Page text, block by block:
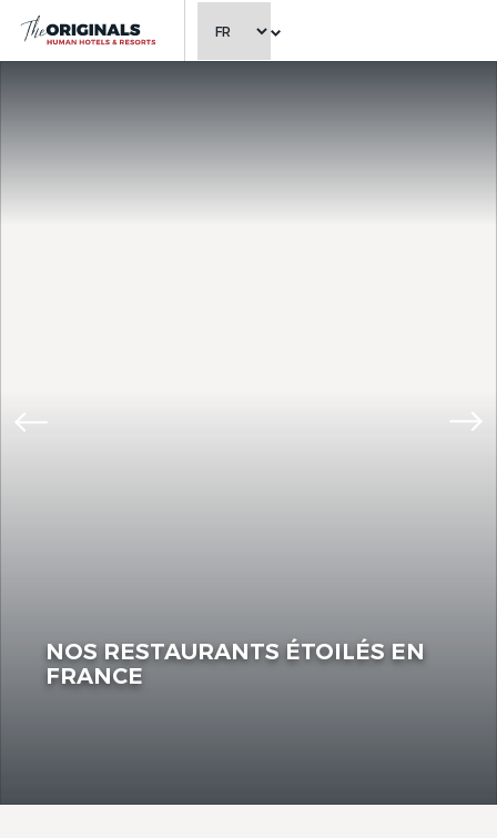
CHOISIR LA LANGUE
NOS RESTAURANTS ÉTOILÉS EN
FRANCE